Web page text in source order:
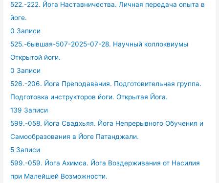
522.-222. Йога Наставничества. Личная передача опыта в
йоге.
0 Записи
525.-бывшая-507-2025-07-28. Научный коллоквиумы
Открытой йоги.
0 Записи
526.-206. Йога Преподавания. Подготовительная группа.
Подготовка инструкторов йоги. Открытая Йога.
139 Записи
599.-058. Йога Свадхьяя. Йога Непрерывного Обучения и
Самообразования в Йоге Патанджали.
5 Записи
599.-059. Йога Ахимса. Йога Воздерживания от Насилия
при Малейшей Возможности.